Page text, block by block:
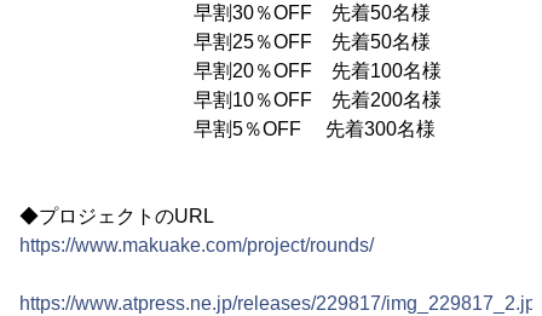
早割30％OFF 先着50名様
早割25％OFF 先着50名様
早割20％OFF 先着100名様
早割10％OFF 先着200名様
早割5％OFF 先着300名様
◆プロジェクトのURL
https://www.makuake.com/project/rounds/
https://www.atpress.ne.jp/releases/229817/